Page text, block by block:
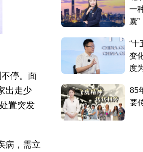
停。面
出走少
置突发
病，需立